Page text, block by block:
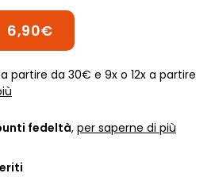
6,90€
partire da 30€ e 9x o 12x a partire
fedeltà, per saperne di più